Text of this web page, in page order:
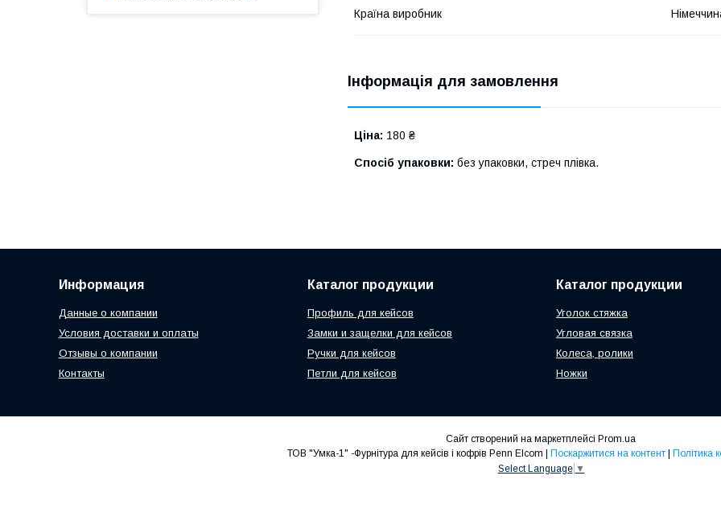
Країна виробник
Інформація для замовлення
Ціна: 180 ₴
Спосіб упаковки: без упаковки, стреч плівка.
Информация
Данные о компании
Условия доставки и оплаты
Отзывы о компании
Контакты
Каталог продукции
Профиль для кейсов
Замки и защелки для кейсов
Ручки для кейсов
Петли для кейсов
Каталог продукции
Уголок стяжка
Угловая связка
Колеса, ролики
Ножки
Сайт створений на маркетплейсі Prom.ua
ТОВ "Умка-1" -Фурнітура для кейсів і кофрів Penn Elcom | Поскаржитися на контент | Політика
Select Language ▼